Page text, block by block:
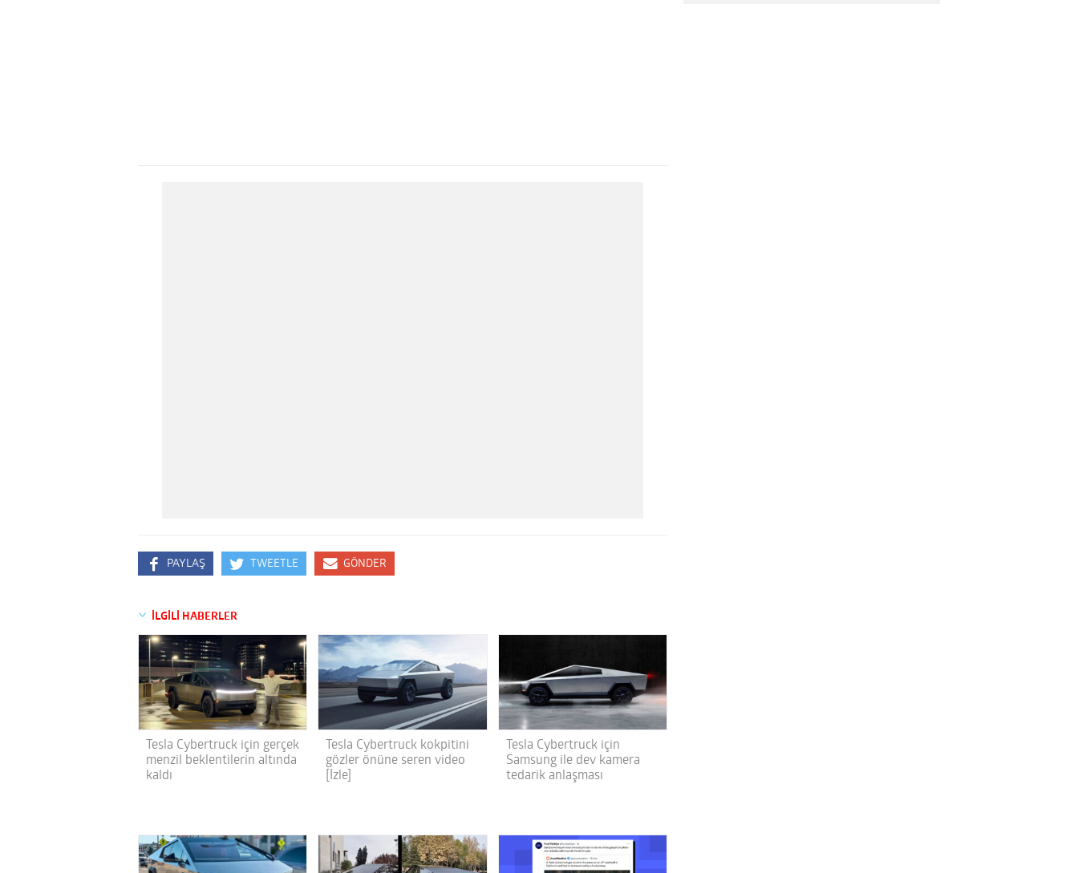
PAYLAŞ TWEETLE GÖNDER
İLGİLİ HABERLER
Tesla Cybertruck için gerçek
menzil beklentilerin altında
kaldı
Tesla Cybertruck kokpitini
gözler önüne seren video
[İzle]
Tesla Cybertruck için
Samsung ile dev kamera
tedarik anlaşması